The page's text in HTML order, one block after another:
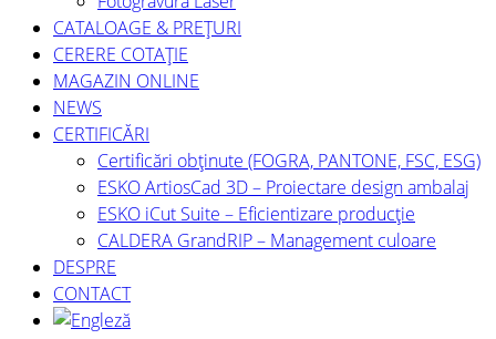
CATALOAGE & PREȚURI
CERERE COTAȚIE
MAGAZIN ONLINE
NEWS
CERTIFICĂRI
Certificări obținute (FOGRA, PANTONE, FSC, ESG)
ESKO ArtiosCad 3D – Proiectare design ambalaj
ESKO iCut Suite – Eficientizare producție
CALDERA GrandRIP – Management culoare
DESPRE
CONTACT